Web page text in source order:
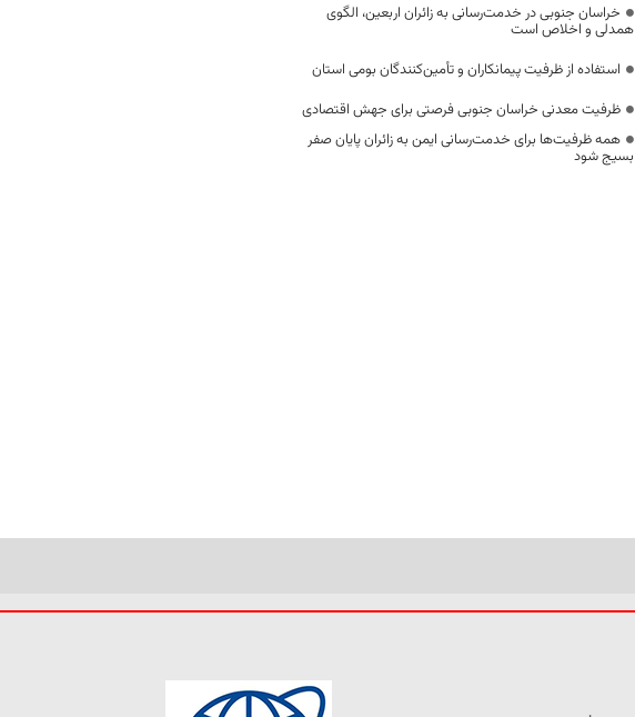
خراسان جنوبی در خدمت‌رسانی به زائران اربعین، الگوی
همدلی و اخلاص است
استفاده از ظرفیت پیمانکاران و تأمین‌کنندگان بومی استان
ظرفیت معدنی خراسان جنوبی فرصتی برای جهش اقتصادی
همه ظرفیت‌ها برای خدمت‌رسانی ایمن به زائران پایان صفر
بسیج شود